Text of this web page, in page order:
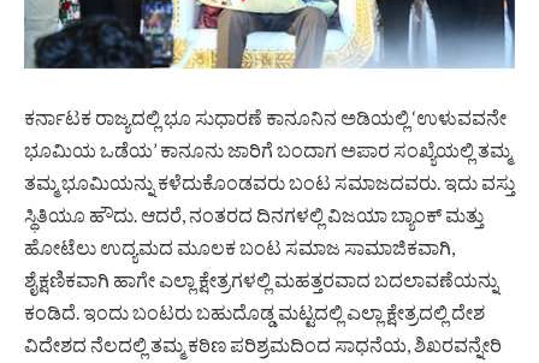
ಕರ್ನಾಟಕ ರಾಜ್ಯದಲ್ಲಿ ಭೂ ಸುಧಾರಣೆ ಕಾನೂನಿನ ಅಡಿಯಲ್ಲಿ ‘ಉಳುವವನೇ
ಭೂಮಿಯ ಒಡೆಯ’ ಕಾನೂನು ಜಾರಿಗೆ ಬಂದಾಗ ಅಪಾರ ಸಂಖ್ಯೆಯಲ್ಲಿ ತಮ್ಮ
ತಮ್ಮ ಭೂಮಿಯನ್ನು ಕಳೆದುಕೊಂಡವರು ಬಂಟ ಸಮಾಜದವರು. ಇದು ವಸ್ತು
ಸ್ಥಿತಿಯೂ ಹೌದು. ಆದರೆ, ನಂತರದ ದಿನಗಳಲ್ಲಿ ವಿಜಯಾ ಬ್ಯಾಂಕ್ ಮತ್ತು
ಹೋಟೆಲು ಉದ್ಯಮದ ಮೂಲಕ ಬಂಟ ಸಮಾಜ ಸಾಮಾಜಿಕವಾಗಿ,
ಶೈಕ್ಷಣಿಕವಾಗಿ ಹಾಗೇ ಎಲ್ಲಾ ಕ್ಷೇತ್ರಗಳಲ್ಲಿ ಮಹತ್ತರವಾದ ಬದಲಾವಣೆಯನ್ನು
ಕಂಡಿದೆ. ಇಂದು ಬಂಟರು ಬಹುದೊಡ್ಡ ಮಟ್ಟದಲ್ಲಿ ಎಲ್ಲಾ ಕ್ಷೇತ್ರದಲ್ಲಿ ದೇಶ
ವಿದೇಶದ ನೆಲದಲ್ಲಿ ತಮ್ಮ ಕಠಿಣ ಪರಿಶ್ರಮದಿಂದ ಸಾಧನೆಯ, ಶಿಖರವನ್ನೇರಿ